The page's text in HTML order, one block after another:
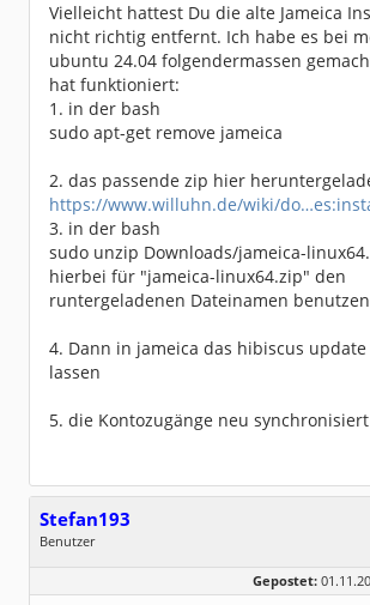
Vielleicht hattest Du die alte Jameica
nicht richtig entfernt. Ich habe es bei
ubuntu 24.04 folgendermassen
hat funktioniert:
1. in der bash
sudo apt-get remove jameica
2. das passende zip hier
https://www.willuhn.de/wiki/
3. in der bash
sudo unzip Downloads/jameica-
hierbei für "jameica-linux64.zip" den
runtergeladenen Dateinamen benutzen
4. Dann in jameica das hibiscus
lassen
5. die Kontozugänge neu
Stefan193
Benutzer
Dabei seit:
09 / 2017
Gepostet: